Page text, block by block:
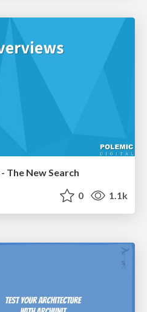
The New Search
0 1.1k